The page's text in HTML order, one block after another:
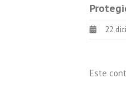
22
Este